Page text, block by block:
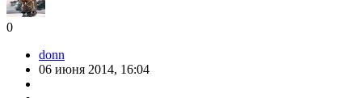
0
donn
06 июня 2014, 16:04